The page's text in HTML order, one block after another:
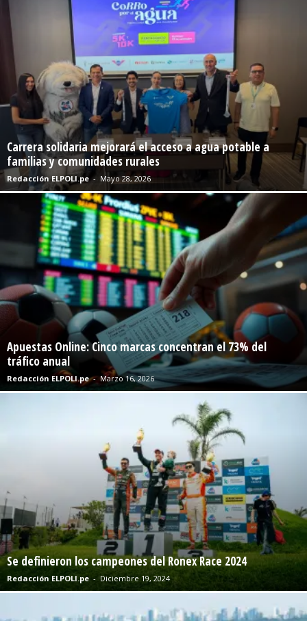
Carrera solidaria mejorará el acceso a agua potable a
familias y comunidades rurales
Redacción ELPOLI.pe - Mayo 28, 2026
Apuestas Online: Cinco marcas concentran el 73% del
tráfico anual
Redacción ELPOLI.pe - Marzo 16, 2026
Se definieron los campeones del Ronex Race 2024
Redacción ELPOLI.pe - Diciembre 19, 2024